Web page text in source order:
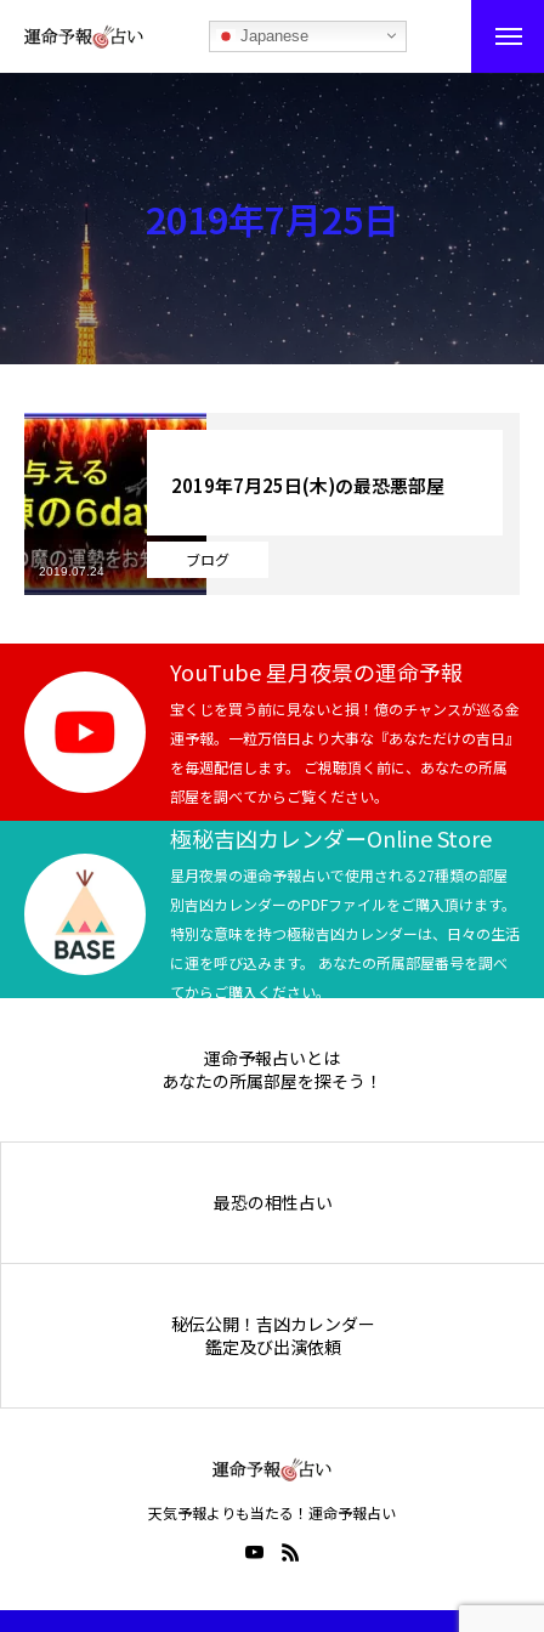
Japanese
運命予報占い
運命予報占いとは
あなたの所属部屋を探そう！
最恐の相性占い
秘伝公開！吉凶カレンダー
記事カテゴリー
ブログ
お知らせ
芸能界
テニス
スポーツ
競馬
テニス四大大会・五輪
テニス四大大会・五輪
2019年7月25日
ブログ
2019年7月25日(木)の最恐悪部屋
2019.07.24
YouTube 星月夜景の運命予報
宝くじを買う前に見ないと損！億のチャンスが巡る金
運予報。一粒万倍日より大事な『あなただけの吉日』
を毎週配信します。 ご視聴頂く前に、あなたの所属
部屋を調べてからご覧ください。
極秘吉凶カレンダーOnline Store
星月夜景の運命予報占いで使用される27種類の部屋
別吉凶カレンダーのPDFファイルをご購入頂けます。
特別な意味を持つ極秘吉凶カレンダーは、日々の生活
に運を呼び込みます。 あなたの所属部屋番号を調べ
てからご購入ください。
運命予報占いとは
あなたの所属部屋を探そう！
最恐の相性占い
秘伝公開！吉凶カレンダー
鑑定及び出演依頼
天気予報よりも当たる！運命予報占い